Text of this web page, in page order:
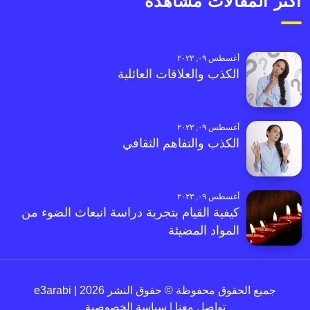
أغسطس ٠٩, ٢٠٢٣
الكذب والعلاقات العائلية
أغسطس ٠٩, ٢٠٢٣
الكذب والتفاهم الثقافي
أغسطس ٠٩, ٢٠٢٣
كيفية القيام بتجربة دراسة انبعاث الضوء من
المواد المضيئة
جميع الحقوق محفوظة © حقوق النشر 2026 | e3arabi
تواصل معنا
سياسة الخصوصية